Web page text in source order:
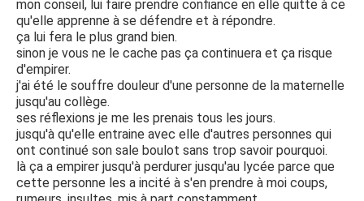
mon conseil, lui faire prendre confiance en elle quitte à ce
qu'elle apprenne à se défendre et à répondre.
ça lui fera le plus grand bien.
sinon je vous ne le cache pas ça continuera et ça risque
d'empirer.
j'ai été le souffre douleur d'une personne de la maternelle
jusqu'au collège.
ses réflexions je me les prenais tous les jours.
jusqu'à qu'elle entraine avec elle d'autres personnes qui
ont continué son sale boulot sans trop savoir pourquoi.
là ça a empirer jusqu'à perdurer jusqu'au lycée parce que
cette personne les a incité à s'en prendre à moi coups,